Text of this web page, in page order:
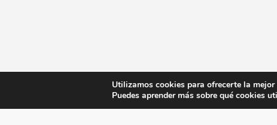
Utilizamos cookies para ofrecerte la
Puedes aprender más sobre qué cookies